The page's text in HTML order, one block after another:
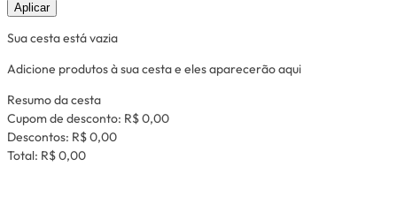
Aplicar
Sua cesta está vazia
Adicione produtos à sua cesta e eles aparecerão aqui
Resumo da cesta
Cupom de desconto: R$ 0,00
Descontos: R$ 0,00
Total: R$ 0,00